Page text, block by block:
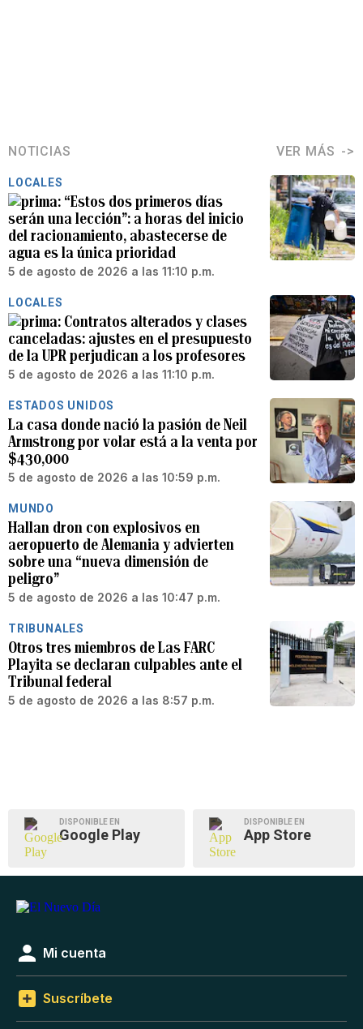
NOTICIAS VER MÁS
LOCALES
“Estos dos primeros días
serán una lección”: a horas del inicio
del racionamiento, abastecerse de
agua es la única prioridad
5 de agosto de 2026 a las 11:10 p.m.
LOCALES
Contratos alterados y clases
canceladas: ajustes en el presupuesto
de la UPR perjudican a los profesores
5 de agosto de 2026 a las 11:10 p.m.
ESTADOS UNIDOS
La casa donde nació la pasión de Neil
Armstrong por volar está a la venta por
$430,000
5 de agosto de 2026 a las 10:59 p.m.
MUNDO
Hallan dron con explosivos en
aeropuerto de Alemania y advierten
sobre una “nueva dimensión de
peligro”
5 de agosto de 2026 a las 10:47 p.m.
TRIBUNALES
Otros tres miembros de Las FARC
Playita se declaran culpables ante el
Tribunal federal
5 de agosto de 2026 a las 8:57 p.m.
DISPONIBLE EN
Google Play
DISPONIBLE EN
App Store
Mi cuenta
Suscríbete